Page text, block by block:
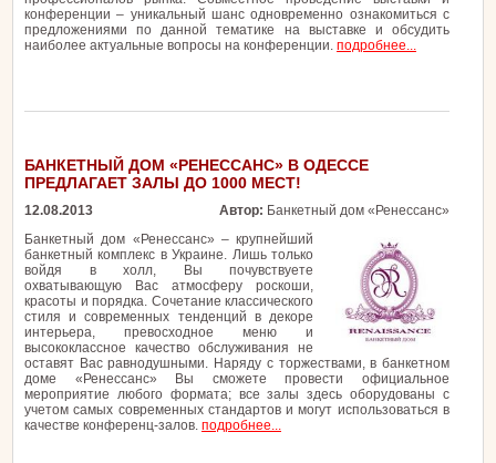
конференции – уникальный шанс одновременно ознакомиться с
предложениями по данной тематике на выставке и обсудить
наиболее актуальные вопросы на конференции. подробнее...
БАНКЕТНЫЙ ДОМ «РЕНЕССАНС» В ОДЕССЕ
ПРЕДЛАГАЕТ ЗАЛЫ ДО 1000 МЕСТ!
12.08.2013 Автор: Банкетный дом «Ренессанс»
Банкетный дом «Ренессанс» – крупнейший
банкетный комплекс в Украине. Лишь только
войдя в холл, Вы почувствуете
охватывающую Вас атмосферу роскоши,
красоты и порядка. Сочетание классического
стиля и современных тенденций в декоре
интерьера, превосходное меню и
высококлассное качество обслуживания не
оставят Вас равнодушными. Наряду с торжествами, в банкетном
доме «Ренессанс» Вы сможете провести официальное
мероприятие любого формата; все залы здесь оборудованы с
учетом самых современных стандартов и могут использоваться в
качестве конференц-залов. подробнее...